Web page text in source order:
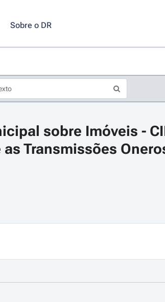
Sobre o DR
sobre Imóveis -
Transmissões